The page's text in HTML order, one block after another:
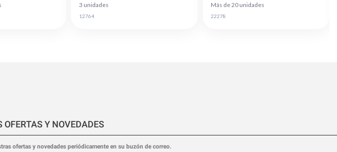
3 unidades
12764
Más de 20 unidades
22278
OFERTAS Y NOVEDADES
ofertas y novedades periódicamente en su buzón de correo.